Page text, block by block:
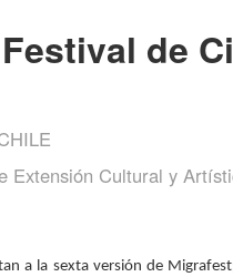
de
Extensión Cultural y
a la sexta versión de